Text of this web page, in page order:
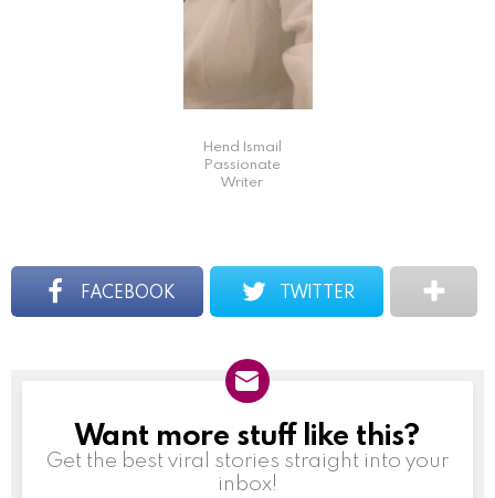
Hend Ismail
Passionate
Writer
FACEBOOK TWITTER
NEWSLETTER
Want more stuff like this?
Get the best viral stories straight into your
inbox!